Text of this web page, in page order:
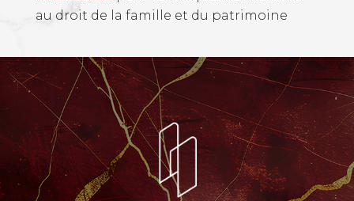
au droit de la famille et du patrimoine